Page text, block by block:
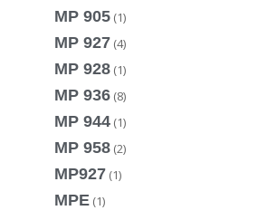
MP 905 (1)
MP 927 (4)
MP 928 (1)
MP 936 (8)
MP 944 (1)
MP 958 (2)
MP927 (1)
MPE (1)